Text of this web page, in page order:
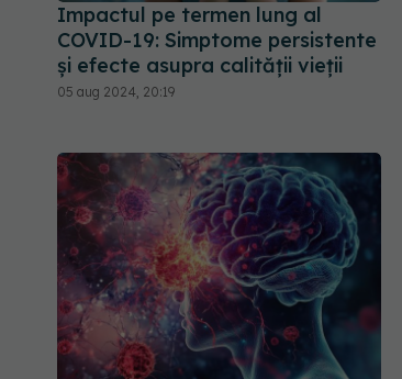
Impactul pe termen lung al
COVID-19: Simptome persistente
și efecte asupra calității vieții
05 aug 2024, 20:19